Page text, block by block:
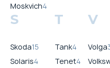
Moskvich4
S
Skoda15
Solaris4
T
Tank4
Tenet4
V
Volga